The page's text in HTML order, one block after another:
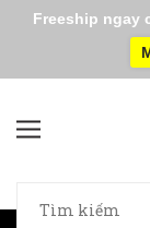
Freeship ngay